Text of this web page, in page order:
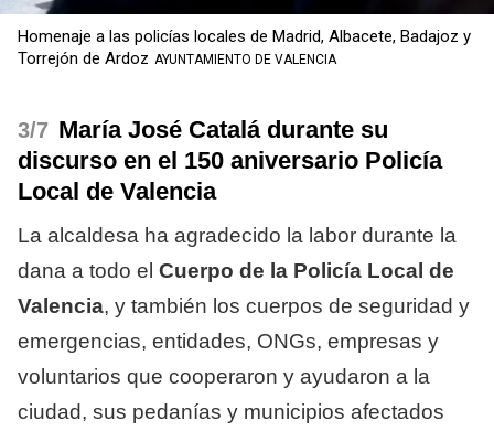
Homenaje a las policías locales de Madrid, Albacete, Badajoz y
Torrejón de Ardoz AYUNTAMIENTO DE VALENCIA
/7 María José Catalá durante su
discurso en el 150 aniversario Policía
Local de Valencia
La alcaldesa ha agradecido la labor durante la
dana a todo el Cuerpo de la Policía Local de
Valencia, y también los cuerpos de seguridad y
emergencias, entidades, ONGs, empresas y
voluntarios que cooperaron y ayudaron a la
ciudad, sus pedanías y municipios afectados